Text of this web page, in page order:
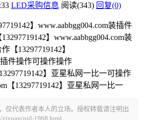
LED采购信息 阅读(343) 回复(0)
】www.aabbgg004.com装插件
】www.aabbgg004.com装
【13297719142】
插件操作可操作操作
】亚星私网一比一可操作
【13297719142】亚星私网一比一
仅代表作者本人的立场。授权转载请注明出
ziyuan/pid-1968.html